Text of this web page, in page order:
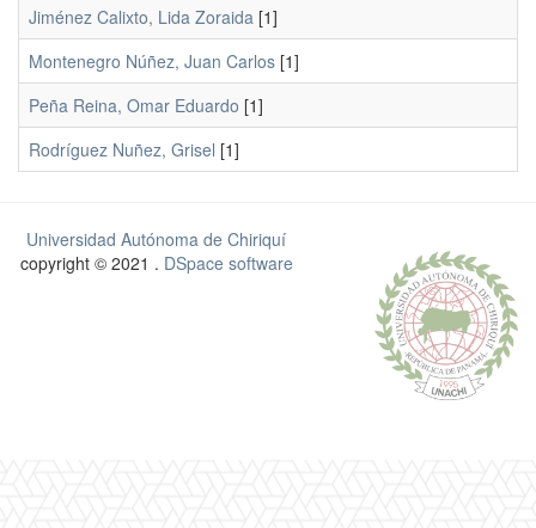
Jiménez Calixto, Lida Zoraida [1]
Montenegro Núñez, Juan Carlos [1]
Peña Reina, Omar Eduardo [1]
Rodríguez Nuñez, Grisel [1]
Universidad Autónoma de Chiriquí
copyright © 2021 . DSpace software